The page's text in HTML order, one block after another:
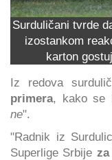
Surduličani tvrde
izostankom
karton
Iz redova
primera, kako se
ne".
"Radnik iz
Superlige Srbije